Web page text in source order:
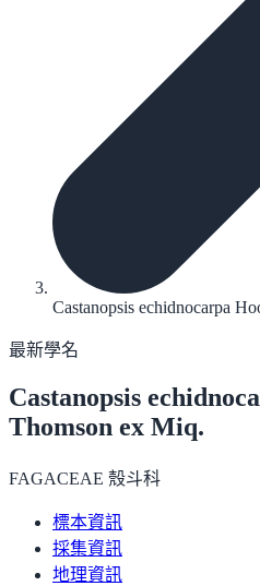
Castanopsis echidnocarpa
最新學名
Castanopsis
Thomson ex Miq.
FAGACEAE 殼斗科
標本資訊
採集資訊
地理資訊